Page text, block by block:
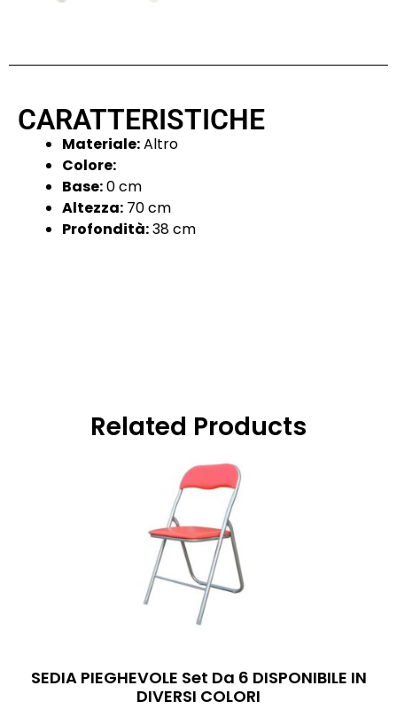
CARATTERISTICHE
Materiale:Altro
Colore:
Base:0 cm
Altezza: 70 cm
Profondità:38 cm
Related Products
SEDIA PIEGHEVOLE Set Da 6 DISPONIBILE IN
DIVERSI COLORI